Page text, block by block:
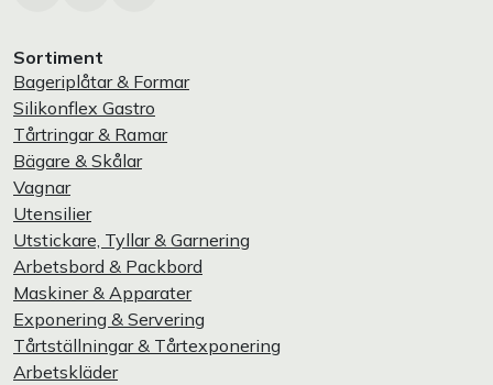
Sortiment
Bageriplåtar & Formar
Silikonflex Gastro
Tårtringar & Ramar
Bägare & Skålar
Vagnar
Utensilier
Utstickare, Tyllar & Garnering
Arbetsbord & Packbord
Maskiner & Apparater
Exponering & Servering
Tårtställningar & Tårtexponering
Arbetskläder